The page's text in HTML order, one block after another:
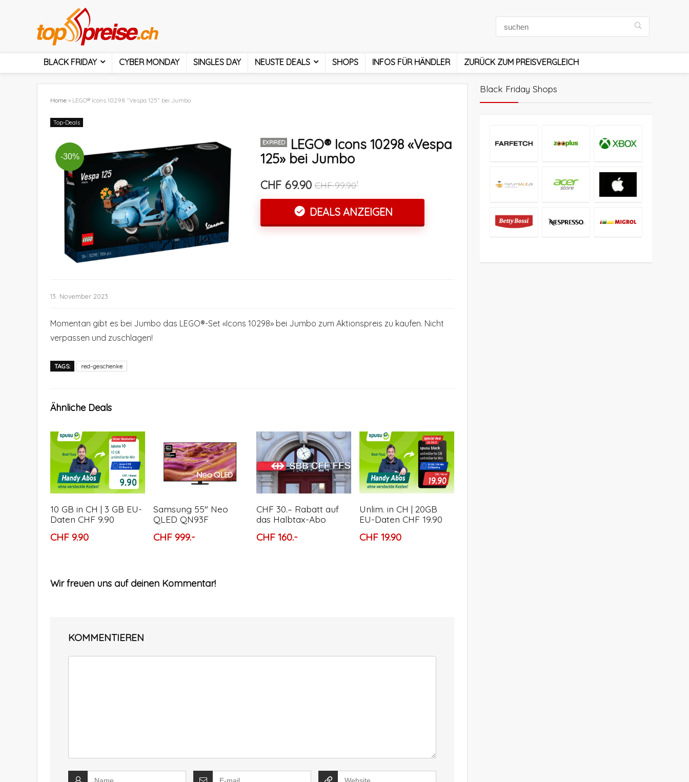
BLACK FRIDAY CYBER MONDAY SINGLES DAY NEUSTE DEALS SHOPS INFOS FÜR HÄNDLER ZURÜCK ZUM PREISVERGLEICH
Home » LEGO® Icons 10298 “Vespa 125” bei Jumbo
Top-Deals
-30%
EXPIRED
LEGO® Icons 10298 «Vespa
125» bei Jumbo
CHF 69.90 CHF 99.90¹
DEALS ANZEIGEN
13. November 2023
Momentan gibt es bei Jumbo das LEGO®-Set «Icons 10298» bei Jumbo zum Aktionspreis zu kaufen. Nicht
verpassen und zuschlagen!
TAGS: red-geschenke
Ähnliche Deals
10 GB in CH | 3 GB EU-
Daten CHF 9.90
CHF 9.90
Samsung 55″ Neo
QLED QN93F
CHF 999.-
CHF 30.– Rabatt auf
das Halbtax-Abo
CHF 160.-
Unlim. in CH | 20GB
EU-Daten CHF 19.90
CHF 19.90
Wir freuen uns auf deinen Kommentar!
KOMMENTIEREN
Black Friday Shops